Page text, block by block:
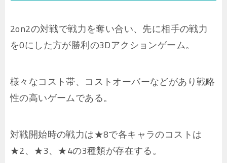
2on2の対戦で戦力を奪い合い、先に相手の戦力
を0にした方が勝利の3Dアクションゲーム。
様々なコスト帯、コストオーバーなどがあり戦略
性の高いゲームである。
対戦開始時の戦力は★8で各キャラのコストは
★2、★3、★4の3種類が存在する。